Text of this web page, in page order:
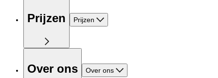
Prijzen Prijzen
Over ons Over ons